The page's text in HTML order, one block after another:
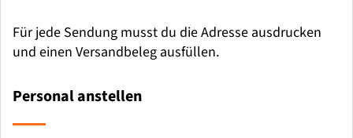
Für jede Sendung musst du die Adresse ausdrucken
und einen Versandbeleg ausfüllen.
Personal anstellen